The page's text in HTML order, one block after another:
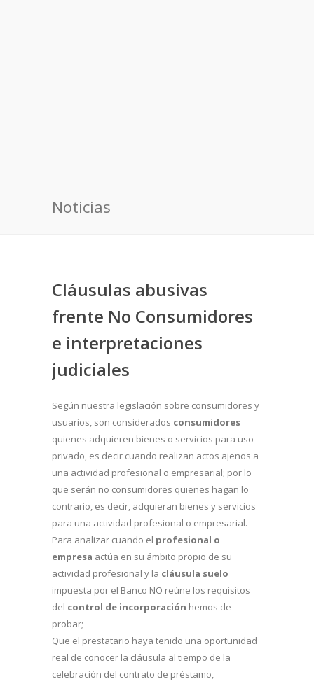
Noticias
Cláusulas abusivas
frente No Consumidores
e interpretaciones
judiciales
Según nuestra legislación sobre consumidores y
usuarios, son considerados consumidores
quienes adquieren bienes o servicios para uso
privado, es decir cuando realizan actos ajenos a
una actividad profesional o empresarial; por lo
que serán no consumidores quienes hagan lo
contrario, es decir, adquieran bienes y servicios
para una actividad profesional o empresarial.
Para analizar cuando el profesional o
empresa actúa en su ámbito propio de su
actividad profesional y la cláusula suelo
impuesta por el Banco NO reúne los requisitos
del control de incorporación hemos de
probar;
Que el prestatario haya tenido una oportunidad
real de conocer la cláusula al tiempo de la
celebración del contrato de préstamo,